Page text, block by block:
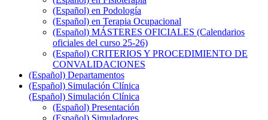
(Español) en Podología
(Español) en Terapia Ocupacional
(Español) MÁSTERES OFICIALES (Calendarios
oficiales del curso 25-26)
(Español) CRITERIOS Y PROCEDIMIENTO DE
CONVALIDACIONES
(Español) Departamentos
(Español) Simulación Clínica
(Español) Simulación Clínica
(Español) Presentación
(Español) Simuladores